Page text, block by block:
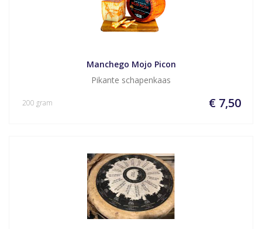
Manchego Mojo Picon
Pikante schapenkaas
€ 7,50
200 gram